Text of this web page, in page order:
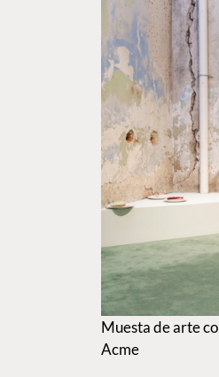
Muesta de arte
Acme